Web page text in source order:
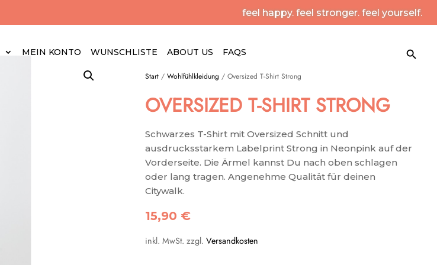
feel happy. feel stronger. feel yourself.
MEIN KONTO WUNSCHLISTE ABOUT US FAQS Search
for:
Start/ Wohlfühlkleidung / Oversized T-Shirt Strong
OVERSIZED T-SHIRT STRONG
Schwarzes T-Shirt mit Oversized Schnitt und
ausdrucksstarkem Labelprint Strong in Neonpink auf der
Vorderseite. Die Ärmel kannst Du nach oben schlagen
oder lang tragen. Angenehme Qualität für deinen
Citywalk.
15,90 €
inkl. MwSt. zzgl. Versandkosten